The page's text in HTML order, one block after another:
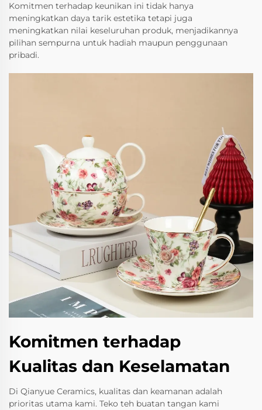
Komitmen terhadap keunikan ini tidak hanya
meningkatkan daya tarik estetika tetapi juga
meningkatkan nilai keseluruhan produk, menjadikannya
pilihan sempurna untuk hadiah maupun penggunaan
pribadi.
Komitmen terhadap
Kualitas dan Keselamatan
Di Qianyue Ceramics, kualitas dan keamanan adalah
prioritas utama kami. Teko teh buatan tangan kami